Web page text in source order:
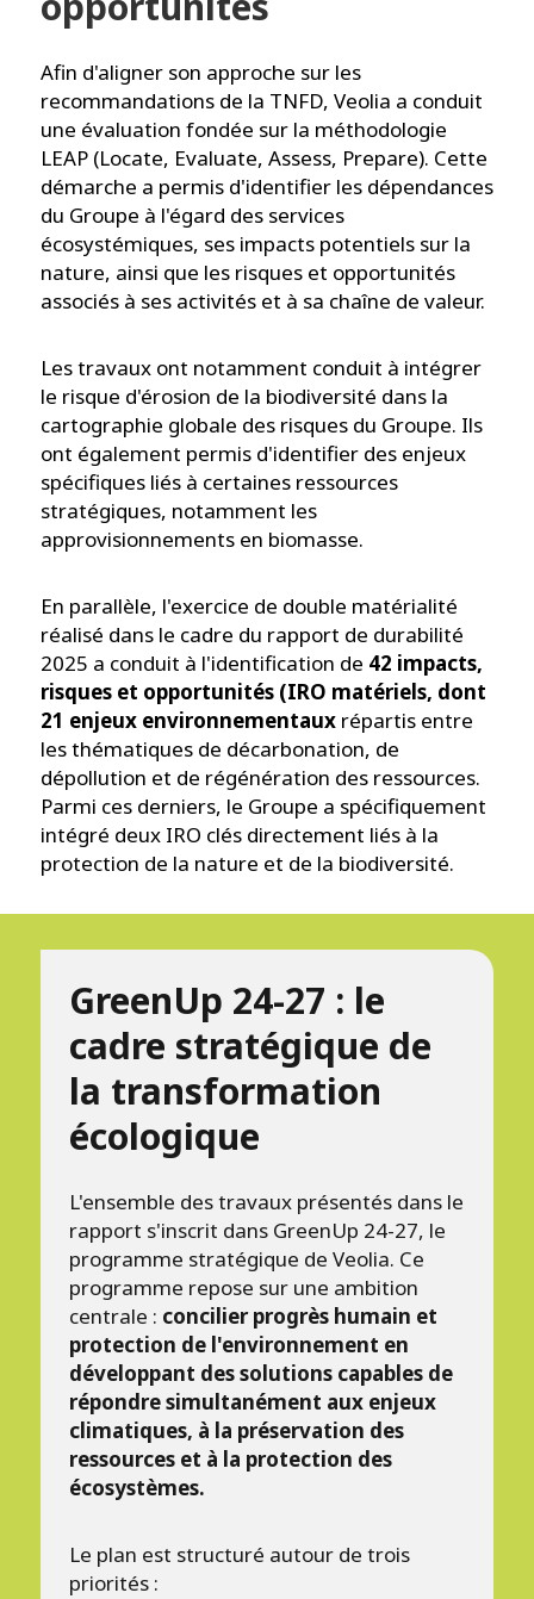
Afin d'aligner son approche sur les
recommandations de la TNFD, Veolia a conduit
une évaluation fondée sur la méthodologie
LEAP (Locate, Evaluate, Assess, Prepare). Cette
démarche a permis d'identifier les dépendances
du Groupe à l'égard des services
écosystémiques, ses impacts potentiels sur la
nature, ainsi que les risques et opportunités
associés à ses activités et à sa chaîne de valeur.
Les travaux ont notamment conduit à intégrer
le risque d'érosion de la biodiversité dans la
cartographie globale des risques du Groupe. Ils
ont également permis d'identifier des enjeux
spécifiques liés à certaines ressources
stratégiques, notamment les
approvisionnements en biomasse.
En parallèle, l'exercice de double matérialité
réalisé dans le cadre du rapport de durabilité
2025 a conduit à l'identification de 42 impacts,
risques et opportunités (IRO matériels, dont
21 enjeux environnementaux répartis entre
les thématiques de décarbonation, de
dépollution et de régénération des ressources.
Parmi ces derniers, le Groupe a spécifiquement
intégré deux IRO clés directement liés à la
protection de la nature et de la biodiversité.
GreenUp 24-27 : le
cadre stratégique de
la transformation
écologique
L'ensemble des travaux présentés dans le
rapport s'inscrit dans GreenUp 24-27, le
programme stratégique de Veolia. Ce
programme repose sur une ambition
centrale : concilier progrès humain et
protection de l'environnement en
développant des solutions capables de
répondre simultanément aux enjeux
climatiques, à la préservation des
ressources et à la protection des
écosystèmes.
Le plan est structuré autour de trois
priorités :